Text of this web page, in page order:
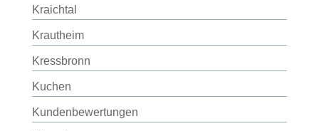
Kraichtal
Krautheim
Kressbronn
Kuchen
Kundenbewertungen